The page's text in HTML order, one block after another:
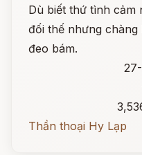
Dù biết thứ tình cảm
đối thế nhưng
đeo bám.
Thần thoại Hy Lạp